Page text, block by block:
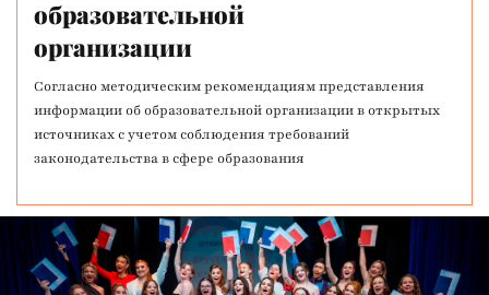
образовательной
организации
Согласно методическим рекомендациям представления
информации об образовательной организации в открытых
источниках с учетом соблюдения требований
законодательства в сфере образования